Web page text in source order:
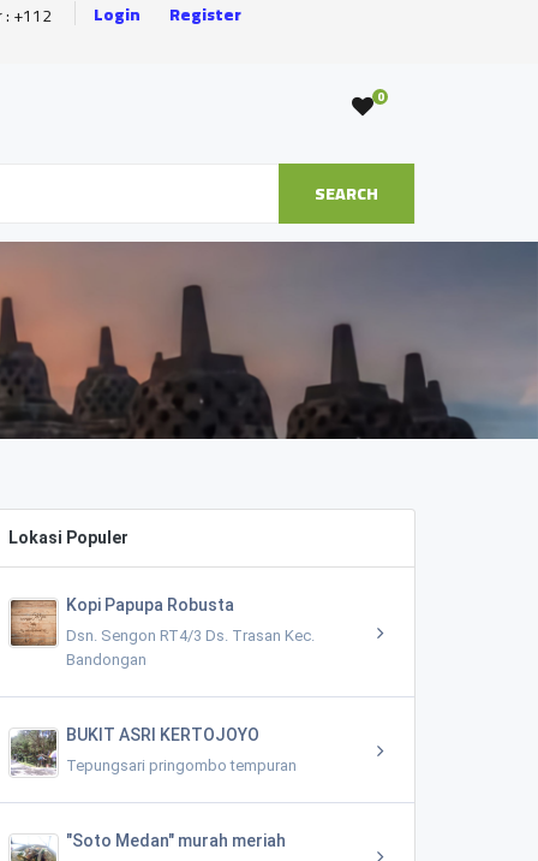
: +112 Login Register
0
SEARCH
Lokasi Populer
Kopi Papupa Robusta
Dsn. Sengon RT4/3 Ds. Trasan Kec.
Bandongan
BUKIT ASRI KERTOJOYO
Tepungsari pringombo tempuran
"Soto Medan" murah meriah